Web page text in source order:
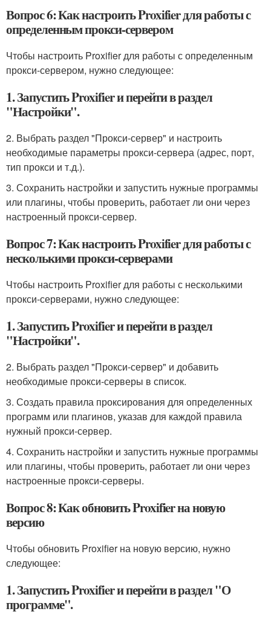
Вопрос 6: Как настроить Proxifier для работы с
определенным прокси-сервером
Чтобы настроить Proxifier для работы с определенным
прокси-сервером, нужно следующее:
1. Запустить Proxifier и перейти в раздел
"Настройки".
2. Выбрать раздел "Прокси-сервер" и настроить
необходимые параметры прокси-сервера (адрес, порт,
тип прокси и т.д.).
3. Сохранить настройки и запустить нужные программы
или плагины, чтобы проверить, работает ли они через
настроенный прокси-сервер.
Вопрос 7: Как настроить Proxifier для работы с
несколькими прокси-серверами
Чтобы настроить Proxifier для работы с несколькими
прокси-серверами, нужно следующее:
1. Запустить Proxifier и перейти в раздел
"Настройки".
2. Выбрать раздел "Прокси-сервер" и добавить
необходимые прокси-серверы в список.
3. Создать правила проксирования для определенных
программ или плагинов, указав для каждой правила
нужный прокси-сервер.
4. Сохранить настройки и запустить нужные программы
или плагины, чтобы проверить, работает ли они через
настроенные прокси-серверы.
Вопрос 8: Как обновить Proxifier на новую
версию
Чтобы обновить Proxifier на новую версию, нужно
следующее:
1. Запустить Proxifier и перейти в раздел "О
программе".